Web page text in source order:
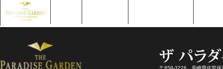
〒859-3226 長崎県佐世保